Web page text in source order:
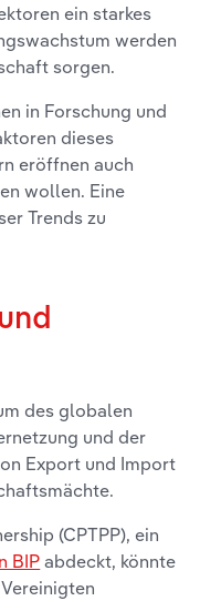
ein starkes
werden
sorgen.
in Forschung und
dieses
eröffnen auch
wollen. Eine
Trends zu
des globalen
und der
Export und Import
(CPTPP), ein
BIP abdeckt, könnte